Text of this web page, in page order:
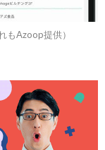
もAzoop提供）